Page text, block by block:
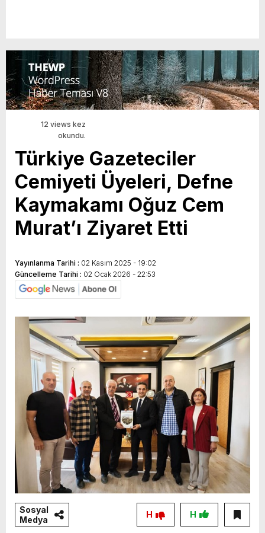
12 views kez
okundu.
Türkiye Gazeteciler
Cemiyeti Üyeleri, Defne
Kaymakamı Oğuz Cem
Murat’ı Ziyaret Etti
Yayınlanma Tarihi : 02 Kasım 2025 - 19:02
Güncelleme Tarihi : 02 Ocak 2026 - 22:53
Sosyal
Medya
H
H